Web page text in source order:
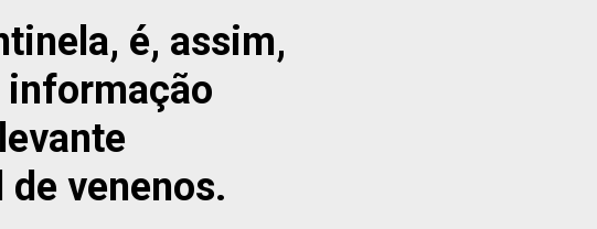
é, assim,
informação
venenos.